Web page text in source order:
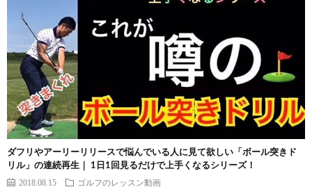
ダフリやアーリーリリースで悩んでいる人に見て欲しい「ボール突きド
リル」の連続再生｜ 1日1回見るだけで上手くなるシリーズ！
2018.08.15 ゴルフのレッスン動画